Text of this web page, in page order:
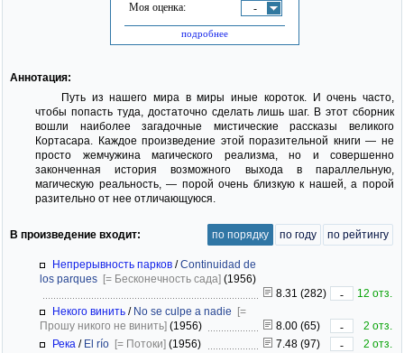
Моя оценка: -
подробнее
Аннотация:
Путь из нашего мира в миры иные короток. И очень часто,
чтобы попасть туда, достаточно сделать лишь шаг. В этот сборник
вошли наиболее загадочные мистические рассказы великого
Кортасара. Каждое произведение этой поразительной книги — не
просто жемчужина магического реализма, но и совершенно
законченная история возможного выхода в параллельную,
магическую реальность, — порой очень близкую к нашей, а порой
разительно от нее отличающуюся.
В произведение входит: по порядку по году по рейтингу
Непрерывность парков /Continuidad de
los parques [= Бесконечность сада] (1956)
8.31 (282)
-
12 отз.
Некого винить / No se culpe a nadie [=
Прошу никого не винить] (1956) 8.00 (65) -
2 отз.
Река / El río [= Потоки] (1956) 7.48 (97) -
2 отз.